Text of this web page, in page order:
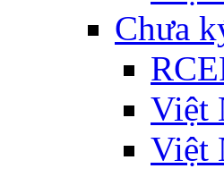
Chưa
Việt
Việt